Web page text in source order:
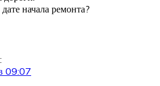
начала ремонта?
:
09:07